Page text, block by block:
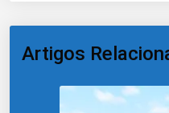
Artigos